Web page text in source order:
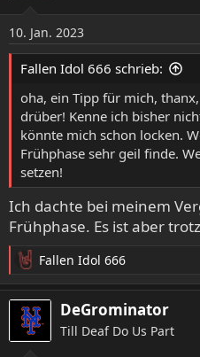
n
e
n
10. Jan. 2023
Fallen Idol 666 schrieb:
oha, ein Tipp für mich,
drüber! Kenne ich bisher
könnte mich schon locken.
Frühphase sehr geil finde.
setzen!
Ich dachte bei meinem
Frühphase. Es ist aber
R
e
a
Fallen Idol 666
DeGrominator
Till Deaf Do Us Part